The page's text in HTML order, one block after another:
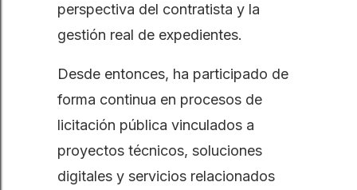
perspectiva del contratista y la
gestión real de expedientes.
Desde entonces, ha participado de
forma continua en procesos de
licitación pública vinculados a
proyectos técnicos, soluciones
digitales y servicios relacionados